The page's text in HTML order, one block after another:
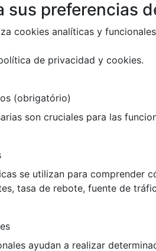
sus preferencias
cookies analíticas y
de privacidad y cookies.
(obrigatório)
son cruciales para las
se utilizan para comprender
tasa de rebote, fuente de
ayudan a realizar